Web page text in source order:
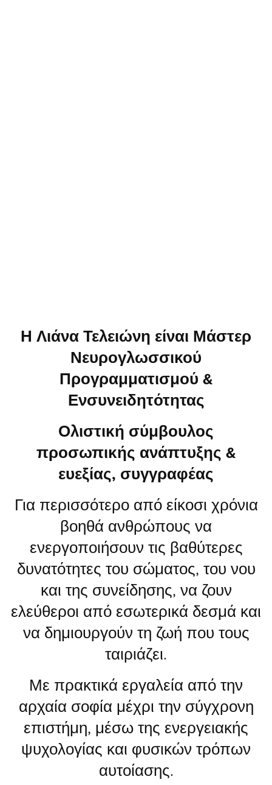
Η Λιάνα Τελειώνη είναι Μάστερ
Νευρογλωσσικού
Προγραμματισμού &
Ενσυνειδητότητας
Ολιστική σύμβουλος
προσωπικής ανάπτυξης &
ευεξίας, συγγραφέας
Για περισσότερο από είκοσι χρόνια
βοηθά ανθρώπους να
ενεργοποιήσουν τις βαθύτερες
δυνατότητες του σώματος, του νου
και της συνείδησης, να ζουν
ελεύθεροι από εσωτερικά δεσμά και
να δημιουργούν τη ζωή που τους
ταιριάζει.
Με πρακτικά εργαλεία από την
αρχαία σοφία μέχρι την σύγχρονη
επιστήμη, μέσω της ενεργειακής
ψυχολογίας και φυσικών τρόπων
αυτοίασης.